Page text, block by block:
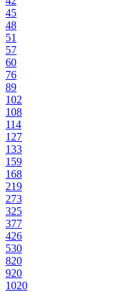
45
48
51
57
60
76
89
102
108
114
127
133
159
168
219
273
325
377
426
530
820
920
1020